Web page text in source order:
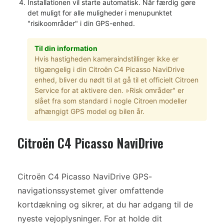
Installationen vil starte automatisk. Når færdig gøre
det muligt for alle muligheder i menupunktet
"risikoområder" i din GPS-enhed.
Til din information
Hvis hastigheden kameraindstillinger ikke er
tilgængelig i din Citroën C4 Picasso NaviDrive
enhed, bliver du nødt til at gå til et officielt Citroen
Service for at aktivere den. »Risk områder" er
slået fra som standard i nogle Citroen modeller
afhængigt GPS model og bilen år.
Citroën C4 Picasso NaviDrive
Citroën C4 Picasso NaviDrive GPS-
navigationssystemet giver omfattende
kortdækning og sikrer, at du har adgang til de
nyeste vejoplysninger. For at holde dit